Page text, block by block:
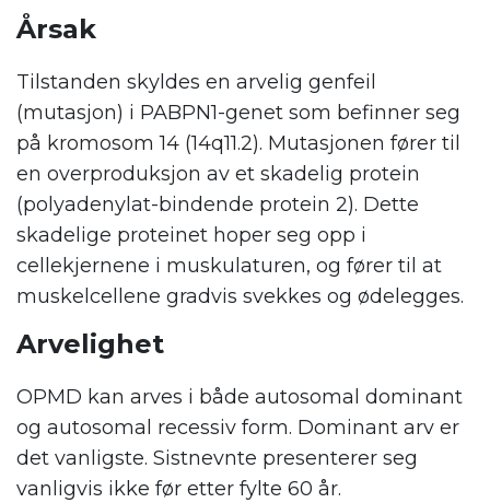
Årsak
Tilstanden skyldes en arvelig genfeil
(mutasjon) i PABPN1-genet som befinner seg
på kromosom 14 (14q11.2). Mutasjonen fører til
en overproduksjon av et skadelig protein
(polyadenylat-bindende protein 2). Dette
skadelige proteinet hoper seg opp i
cellekjernene i muskulaturen, og fører til at
muskelcellene gradvis svekkes og ødelegges.
Arvelighet
OPMD kan arves i både autosomal dominant
og autosomal recessiv form. Dominant arv er
det vanligste. Sistnevnte presenterer seg
vanligvis ikke før etter fylte 60 år.